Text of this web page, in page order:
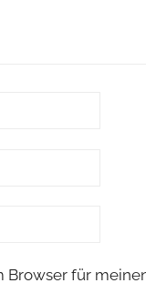
für